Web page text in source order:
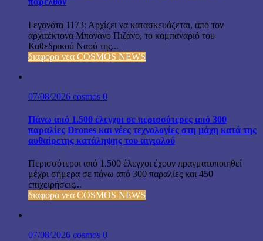
Γεγονότα 1173: Αρχίζει να κατασκευάζεται, από τον
αρχιτέκτονα Μπονάνο Πιζάνο, το καμπαναριό του
Καθεδρικού Ναού της...
διαφορα νεα COSMOS NEWS
07/08/2026 cosmos 0
Πάνω από 1.500 έλεγχοι σε περισσότερες από 300
παραλίες Drones και νέες τεχνολογίες στη μάχη κατά της
αυθαίρετης κατάληψης του αιγιαλού
Περισσότεροι από 1.500 έλεγχοι έχουν πραγματοποιηθεί
μέχρι σήμερα σε πάνω από 300 παραλίες και 450
επιχειρήσεις...
διαφορα νεα COSMOS NEWS
07/08/2026 cosmos 0